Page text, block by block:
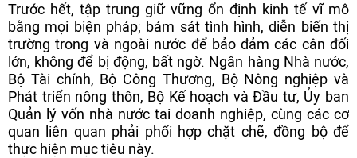
Trước hết, tập trung giữ vững ổn định kinh tế vĩ mô
bằng mọi biện pháp; bám sát tình hình, diễn biến thị
trường trong và ngoài nước để bảo đảm các cân đối
lớn, không để bị động, bất ngờ. Ngân hàng Nhà nước,
Bộ Tài chính, Bộ Công Thương, Bộ Nông nghiệp và
Phát triển nông thôn, Bộ Kế hoạch và Đầu tư, Ủy ban
Quản lý vốn nhà nước tại doanh nghiệp, cùng các cơ
quan liên quan phải phối hợp chặt chẽ, đồng bộ để
thực hiện mục tiêu này.